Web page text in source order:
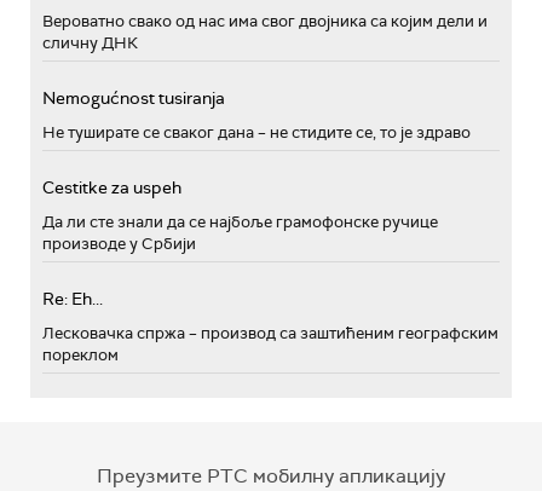
Вероватно свако од нас има свог двојника са којим дели и
сличну ДНК
Nemogućnost tusiranja
Не туширате се сваког дана – не стидите се, то је здраво
Cestitke za uspeh
Да ли сте знали да се најбоље грамофонске ручице
производе у Србији
Re: Eh...
Лесковачка спржа – производ са заштићеним географским
пореклом
Преузмите РТС мобилну апликацију